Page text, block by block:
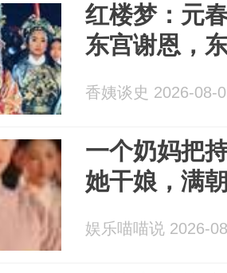
红楼梦：元
东宫谢恩，
香姨谈史 2026-08-
一个奶妈把
她干娘，满
娱乐喵喵说 2026-